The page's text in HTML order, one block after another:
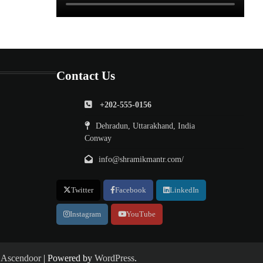
Contact Us
+202-555-0156
Dehradun, Uttarakhand, India
Conway
info@shramikmantr.com/
Twitter Facebook LinkedIn
Instagram YouTube
Ascendoor| Powered by WordPress.